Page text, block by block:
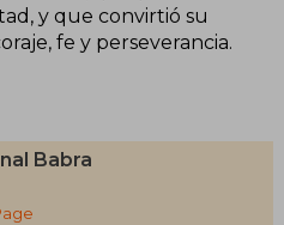
y que convirtió su
fe y perseverancia.
Babra